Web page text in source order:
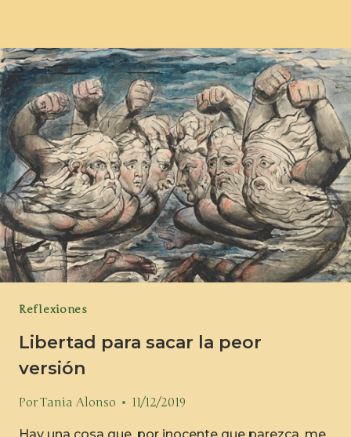
Reflexiones
Libertad para sacar la peor
versión
PorTania Alonso 11/12/2019
Hay una cosa que, por inocente que parezca, me